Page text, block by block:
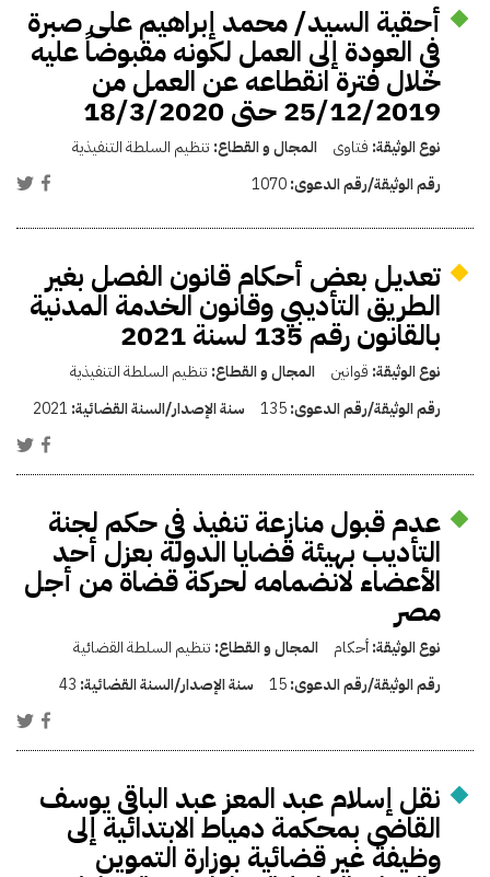
أحقية السيد/ محمد إبراهيم على صبرة
في العودة إلى العمل لكونه مقبوضاً عليه
خلال فترة انقطاعه عن العمل من
25/12/2019 حتى 18/3/2020
نوع الوثيقة: فتاوى المجال و القطاع: تنظيم السلطة التنفيذية
رقم الوثيقة/رقم الدعوى:1070
تعديل بعض أحكام قانون الفصل بغير
الطريق التأديبي وقانون الخدمة المدنية
بالقانون رقم 135 لسنة 2021
نوع الوثيقة: قوانين المجال و القطاع: تنظيم السلطة التنفيذية
رقم الوثيقة/رقم الدعوى:135 سنة الإصدار/السنة القضائية: 2021
عدم قبول منازعة تنفيذ في حكم لجنة
التأديب بهيئة قضايا الدولة بعزل أحد
الأعضاء لانضمامه لحركة قضاة من أجل
مصر
نوع الوثيقة:أحكام المجال و القطاع: تنظيم السلطة القضائية
رقم الوثيقة/رقم الدعوى:15 سنة الإصدار/السنة القضائية: 43
نقل إسلام عبد المعز عبد الباقى يوسف
القاضى بمحكمة دمياط الابتدائية إلى
وظيفة غير قضائية بوزارة التموين